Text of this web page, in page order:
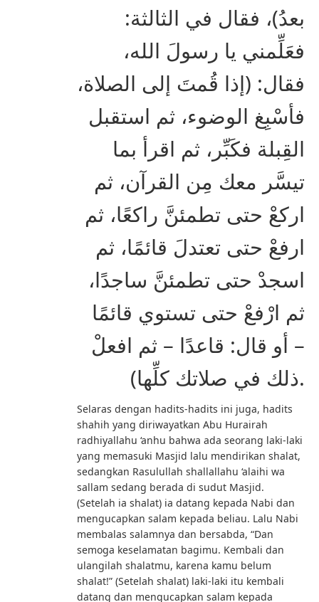
بعدُ)، فقال في الثالثة:
فعَلِّمني يا رسولَ الله،
فقال: (إذا قُمتَ إلى الصلاة،
فأسْبِغ الوضوء، ثم استقبل
القِبلة فكَبِّر، ثم اقرأ بما
تيسَّر معك مِن القرآن، ثم
اركعْ حتى تطمئنَّ راكعًا، ثم
ارفعْ حتى تعتدلَ قائمًا، ثم
اسجدْ حتى تطمئنَّ ساجدًا،
ثم ارْفعْ حتى تستوي قائمًا
– أو قال: قاعدًا – ثم افعلْ
ذلك في صلاتك كلِّها).
Selaras dengan hadits-hadits ini juga, hadits
shahih yang diriwayatkan Abu Hurairah
radhiyallahu ‘anhu bahwa ada seorang laki-laki
yang memasuki Masjid lalu mendirikan shalat,
sedangkan Rasulullah shallallahu ‘alaihi wa
sallam sedang berada di sudut Masjid.
(Setelah ia shalat) ia datang kepada Nabi dan
mengucapkan salam kepada beliau. Lalu Nabi
membalas salamnya dan bersabda, “Dan
semoga keselamatan bagimu. Kembali dan
ulangilah shalatmu, karena kamu belum
shalat!” (Setelah shalat) laki-laki itu kembali
datang dan mengucapkan salam kepada